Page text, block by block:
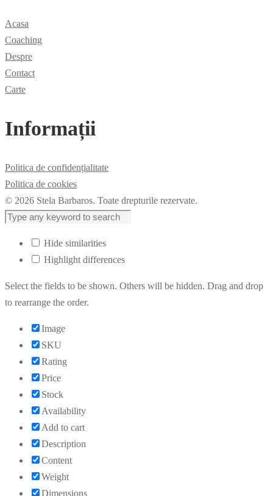
Acasa
Coaching
Despre
Contact
Carte
Informații
Politica de confidențialitate
Politica de cookies
© 2026 Stela Barbaros. Toate drepturile rezervate.
Hide similarities
Highlight differences
Select the fields to be shown. Others will be hidden. Drag and drop
to rearrange the order.
Image
SKU
Rating
Price
Stock
Availability
Add to cart
Description
Content
Weight
Dimensions